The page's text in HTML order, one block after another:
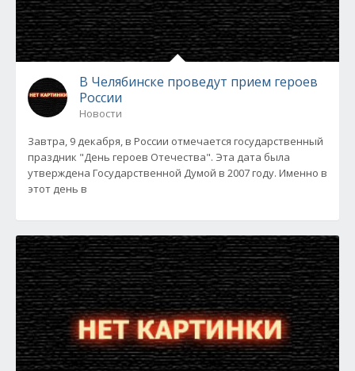
В Челябинске проведут прием героев
России
Новости
Завтра, 9 декабря, в России отмечается государственный
праздник "День героев Отечества". Эта дата была
утверждена Государственной Думой в 2007 году. Именно в
этот день в